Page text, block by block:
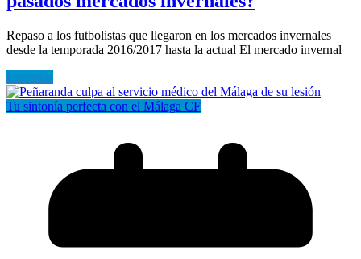
Repaso a los futbolistas que llegaron en los mercados invernales
desde la temporada 2016/2017 hasta la actual El mercado invernal
Leer más
Tu sintonía perfecta con el Málaga CF